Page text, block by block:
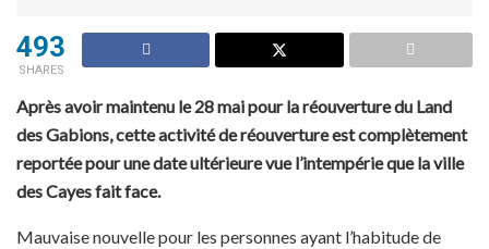
493
SHARES
Après avoir maintenu le 28 mai pour la réouverture du Land
des Gabions, cette activité de réouverture est complètement
reportée pour une date ultérieure vue l’intempérie que la ville
des Cayes fait face.
Mauvaise nouvelle pour les personnes ayant l’habitude de